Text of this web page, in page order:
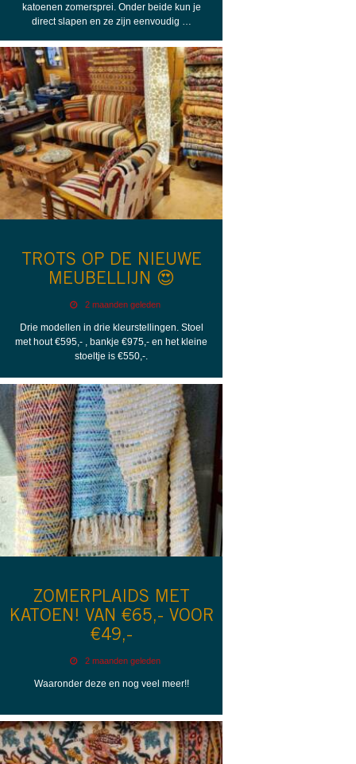
katoenen zomersprei. Onder beide kun je
direct slapen en ze zijn eenvoudig …
TROTS OP DE NIEUWE
MEUBELLIJN 😍
2 maanden geleden
Drie modellen in drie kleurstellingen. Stoel
met hout €595,- , bankje €975,- en het kleine
stoeltje is €550,-.
ZOMERPLAIDS MET
KATOEN! VAN €65,- VOOR
€49,-
2 maanden geleden
Waaronder deze en nog veel meer!!